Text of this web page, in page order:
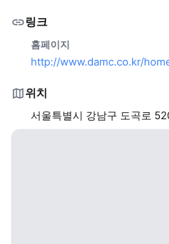
링크
홈페이지
http://www.damc.co.kr/
위치
서울특별시 강남구 도곡로